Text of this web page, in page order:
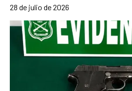
28 de julio de 2026